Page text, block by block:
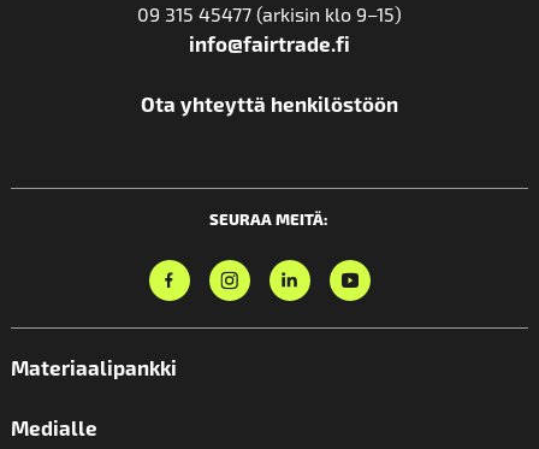
09 315 45477 (arkisin klo 9–15)
info@fairtrade.fi
Ota yhteyttä henkilöstöön
SEURAA MEITÄ:
Materiaalipankki
Medialle